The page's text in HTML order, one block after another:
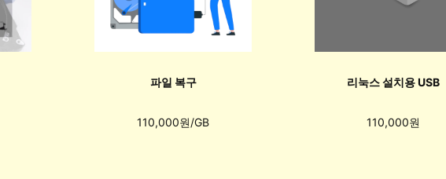
파일 복구
110,000원/GB
리눅스 설치용 USB
110,000원